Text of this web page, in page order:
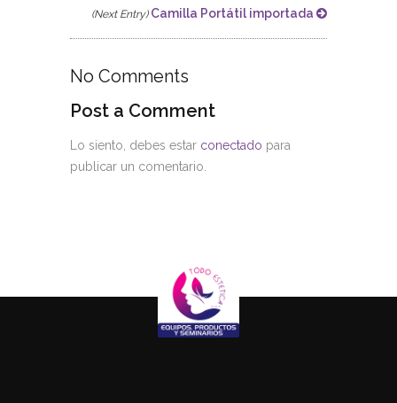
(Next Entry)Camilla Portátil importada
No Comments
Post a Comment
Lo siento, debes estar conectado para
publicar un comentario.